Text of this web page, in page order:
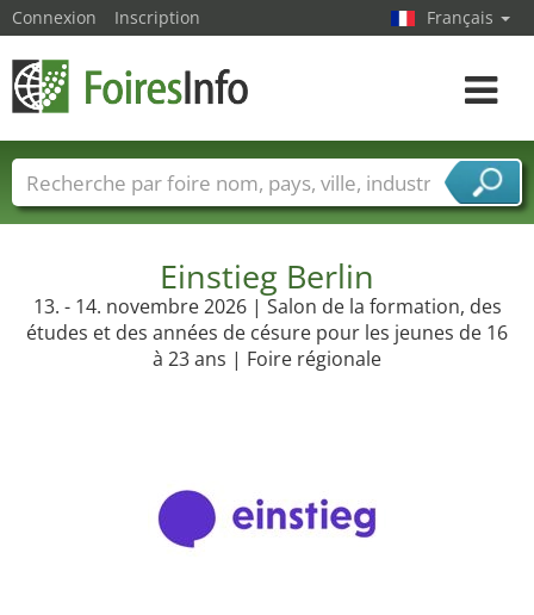
Einstieg Berlin
13. - 14. novembre 2026 | Salon de la formation, des
études et des années de césure pour les jeunes de 16
à 23 ans | Foire régionale
Connexion Inscription Français
Toggle
Foire noms Pays Villes
Secteurs de foire